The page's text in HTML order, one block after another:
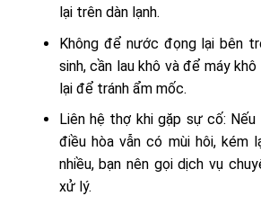
lại trên dàn lạnh.
Không để nước đọng lại bên
sinh, cần lau khô và để máy
lại để tránh ẩm mốc.
Liên hệ thợ khi gặp sự cố: Nếu
điều hòa vẫn có mùi hôi, kém
nhiều, bạn nên gọi dịch vụ
xử lý.